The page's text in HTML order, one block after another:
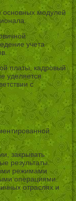
основных модулей
учета
платы, кадровый
уделяется
с
закрывать
результаты.
режимами
операциями.
отраслях и